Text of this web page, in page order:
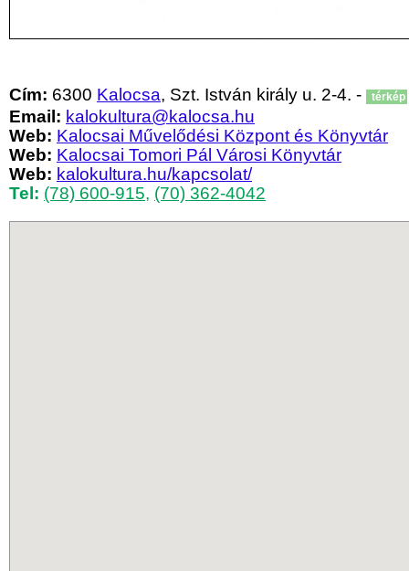
Cím: 6300 Kalocsa, Szt. István király u. 2-4. - térkép
Email: kalokultura@kalocsa.hu
Web: Kalocsai Művelődési Központ és Könyvtár
Web: Kalocsai Tomori Pál Városi Könyvtár
Web: kalokultura.hu/kapcsolat/
Tel: (78) 600-915, (70) 362-4042